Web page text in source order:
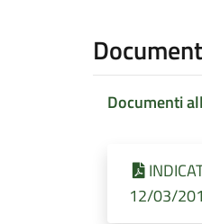
Documenti
12/03/